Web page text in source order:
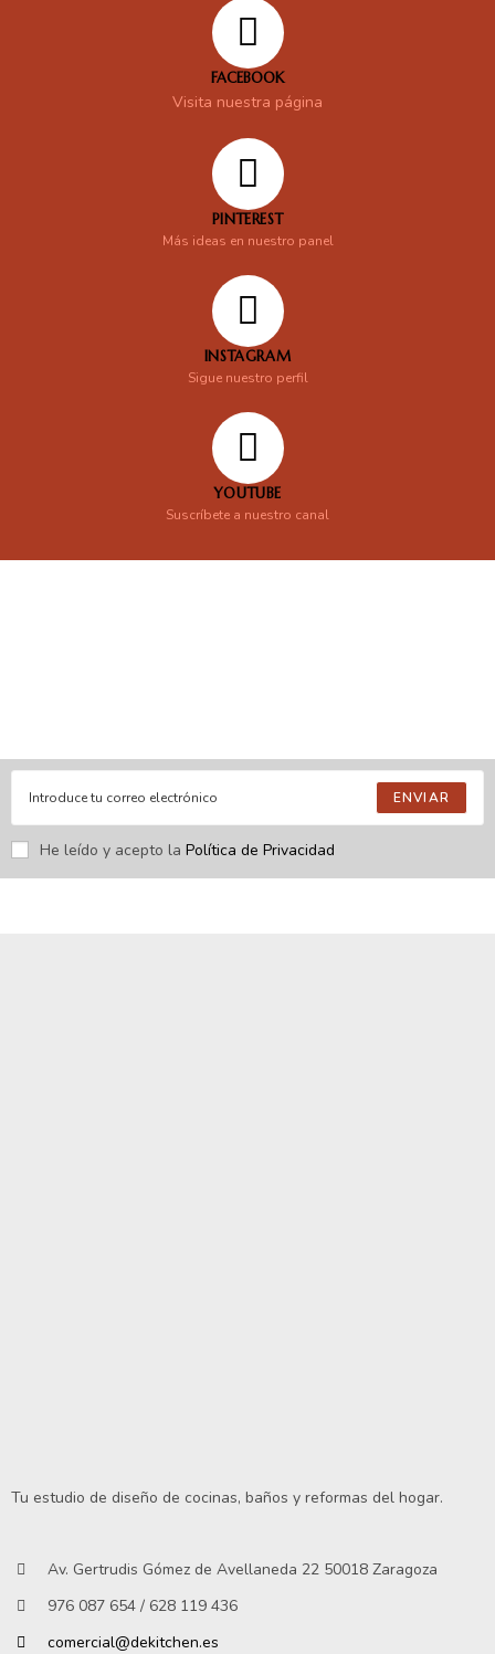
FACEBOOK
Visita nuestra página
PINTEREST
Más ideas en nuestro panel
INSTAGRAM
Sigue nuestro perfil
YOUTUBE
Suscríbete a nuestro canal
ENVIAR
He leído y acepto la Política de Privacidad
Tu estudio de diseño de cocinas, baños y reformas del hogar.
Av. Gertrudis Gómez de Avellaneda 22 50018 Zaragoza
976 087 654 / 628 119 436
comercial@dekitchen.es